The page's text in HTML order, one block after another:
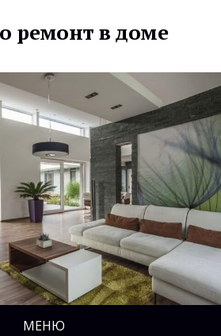
ремонт в доме
МЕНЮ